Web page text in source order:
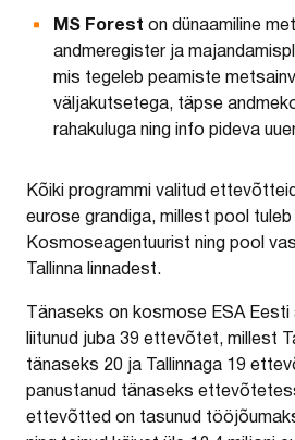
MS Forest on dünaamiline
andmeregister ja
mis tegeleb peamiste
väljakutsetega, täpse
rahakuluga ning info pideva
Kõiki programmi valitud
eurose grandiga, millest pool
Kosmoseagentuurist ning pool
Tallinna linnadest.
Tänaseks on kosmose ESA Eesti
liitunud juba 39 ettevõtet, millest
tänaseks 20 ja Tallinnaga 19
panustanud tänaseks
ettevõtted on tasunud